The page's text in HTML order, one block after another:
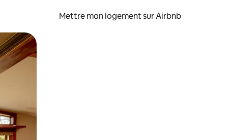
Mettre mon logement sur Airbnb